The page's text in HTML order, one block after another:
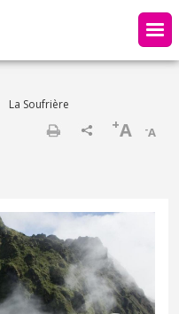
La Soufrière
-A
+A